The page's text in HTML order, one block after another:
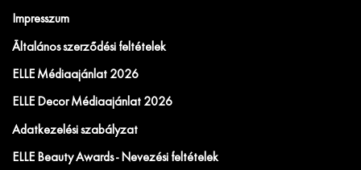
Impresszum
Általános szerződési feltételek
ELLE Médiaajánlat 2026
ELLE Decor Médiaajánlat 2026
Adatkezelési szabályzat
ELLE Beauty Awards - Nevezési feltételek